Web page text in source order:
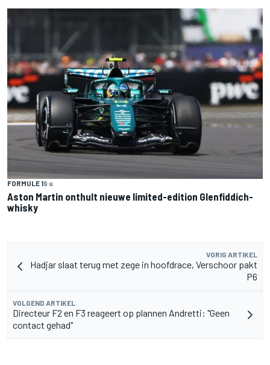
FORMULE 19 u
Aston Martin onthult nieuwe limited-edition Glenfiddich-
whisky
VORIG ARTIKEL
Hadjar slaat terug met zege in hoofdrace, Verschoor pakt
P6
VOLGEND ARTIKEL
Directeur F2 en F3 reageert op plannen Andretti: "Geen
contact gehad"